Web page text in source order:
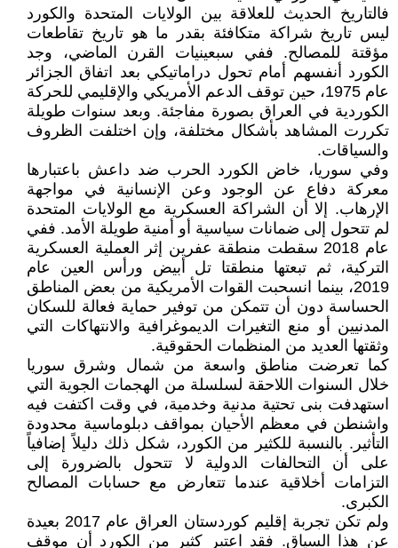
فالتاريخ الحديث للعلاقة بين الولايات المتحدة والكورد
ليس تاريخ شراكة متكافئة بقدر ما هو تاريخ تقاطعات
مؤقتة للمصالح. ففي سبعينيات القرن الماضي، وجد
الكورد أنفسهم أمام تحول دراماتيكي بعد اتفاق الجزائر
عام 1975، حين توقف الدعم الأمريكي والإقليمي للحركة
الكوردية في العراق بصورة مفاجئة. وبعد سنوات طويلة
تكررت المشاهد بأشكال مختلفة، وإن اختلفت الظروف
والسياقات.
وفي سوريا، خاض الكورد الحرب ضد داعش باعتبارها
معركة دفاع عن الوجود وعن الإنسانية في مواجهة
الإرهاب. إلا أن الشراكة العسكرية مع الولايات المتحدة
لم تتحول إلى ضمانات سياسية أو أمنية طويلة الأمد. ففي
عام 2018 سقطت منطقة عفرين إثر العملية العسكرية
التركية، ثم تبعتها منطقتا تل أبيض ورأس العين عام
2019، بينما انسحبت القوات الأمريكية من بعض المناطق
الحساسة دون أن تتمكن من توفير حماية فعالة للسكان
المدنيين أو منع التغيرات الديموغرافية والانتهاكات التي
وثقتها العديد من المنظمات الحقوقية.
كما تعرضت مناطق واسعة من شمال وشرق سوريا
خلال السنوات اللاحقة لسلسلة من الهجمات الجوية التي
استهدفت بنى تحتية مدنية وخدمية، في وقت اكتفت فيه
واشنطن في معظم الأحيان بمواقف دبلوماسية محدودة
التأثير. بالنسبة للكثير من الكورد، شكل ذلك دليلاً إضافياً
على أن التحالفات الدولية لا تتحول بالضرورة إلى
التزامات أخلاقية عندما تتعارض مع حسابات المصالح
الكبرى.
ولم تكن تجربة إقليم كوردستان العراق عام 2017 بعيدة
عن هذا السياق. فقد اعتبر كثير من الكورد أن موقف